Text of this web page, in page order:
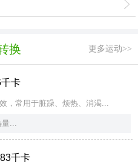
换 更多运动>>
卡
，常用于脏躁、烦热、消渴...
量...
千卡